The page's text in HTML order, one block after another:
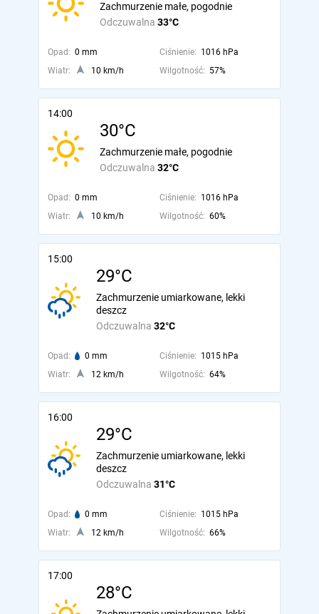
Odczuwalna 33°C
Zachmurzenie małe, pogodnie
Opad: 0 mm Ciśnienie: 1016 hPa
Wiatr:
10 km/h Wilgotność: 57%
14:00
30°C
Odczuwalna 32°C
Zachmurzenie małe, pogodnie
Opad: 0 mm Ciśnienie: 1016 hPa
Wiatr:
10 km/h Wilgotność: 60%
15:00
29°C
Odczuwalna 32°C
Zachmurzenie umiarkowane, lekki
deszcz
Opad: 0 mm Ciśnienie: 1015 hPa
Wiatr:
12 km/h Wilgotność: 64%
16:00
29°C
Odczuwalna 31°C
Zachmurzenie umiarkowane, lekki
deszcz
Opad: 0 mm Ciśnienie: 1015 hPa
Wiatr:
12 km/h Wilgotność: 66%
17:00
28°C